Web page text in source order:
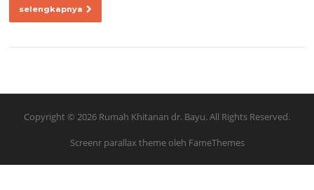
selengkapnya
Copyright © 2026 Rumah Khitanan dr. Bayu. All Rights Reserved.
Screenr parallax themeoleh FameThemes